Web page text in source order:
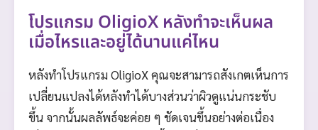
โปรแกรม OligioX หลังทำจะเห็นผล
เมื่อไหรและอยู่ได้นานแค่ไหน
หลังทำโปรแกรม OligioX คุณจะสามารถสังเกตเห็นการ
เปลี่ยนแปลงได้หลังทำได้บางส่วนว่าผิวดูแน่นกระชับ
ขึ้น จากนั้นผลลัพธ์จะค่อย ๆ ชัดเจนขึ้นอย่างต่อเนื่อง